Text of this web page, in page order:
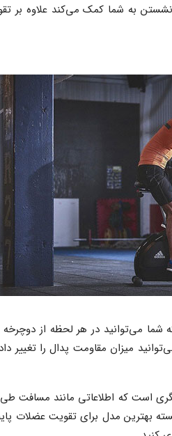
به شما کمک می‌کند علاوه بر
شما می‌توانید در هر لحظه از
میزان مقاومت پدال را تغییر
است که اطلاعاتی مانند مسافت
بهترین مدل برای تقویت عضلات